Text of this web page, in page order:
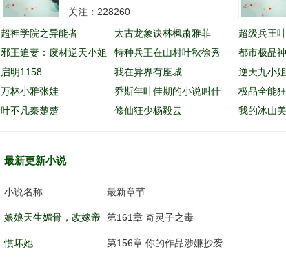
关注：228260
超神学院之异能者
太古龙象诀林枫萧雅菲
邪王追妻：废材逆天小姐
特种兵王在山村叶秋徐秀
英
启明1158
我在异界有座城
万林小雅张娃
乔斯年叶佳期的小说叫什
么名字
叶不凡秦楚楚 修仙狂少杨毅云
超级兵王
都市极品
孙怡
逆天九小
玖
极品全能
我的冰山
最新更新小说
小说名称 最新章节
娘娘天生媚骨，改嫁帝
王一夜孕吐
第161章 奇灵子之毒
惯坏她 第156章 你的作品涉嫌抄袭